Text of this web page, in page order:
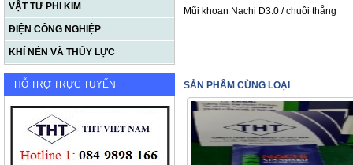
VẬT TƯ PHI KIM
ĐIỆN CÔNG NGHIỆP
KHÍ NÉN VÀ THỦY LỰC
HỖ TRỢ TRỰC TUYẾN
Mũi khoan Nachi D3.0 / chuôi thẳng
SẢN PHẨM CÙNG LOẠI